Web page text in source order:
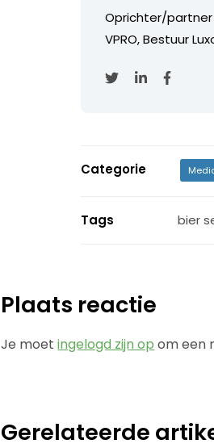
Oprichter/partner
VPRO, Bestuur
Categorie
Tags bier
Plaats reactie
Je moetingelogd zijn op om een
Gerelateerde